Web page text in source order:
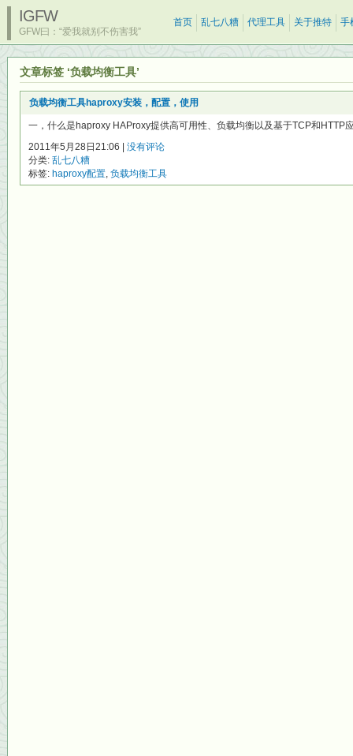
IGFW
GFW曰：“爱我就别不伤害我”
首页 乱七八糟 代理工具 关于推特 手
文章标签 ‘负载均衡工具’
负载均衡工具haproxy安装，配置，使用
一，什么是haproxy HAProxy提供高可用性、负载均衡以及基于TCP和HTTP
2011年5月28日21:06 | 没有评论
分类: 乱七八糟
标签: haproxy配置, 负载均衡工具